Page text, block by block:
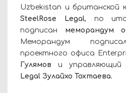
Uzbekistan и британской
SteelRose Legal, по
подписан меморандум
Меморандум
проектного офиса
Гулямов и
Legal Зулайхо Тохтаева.